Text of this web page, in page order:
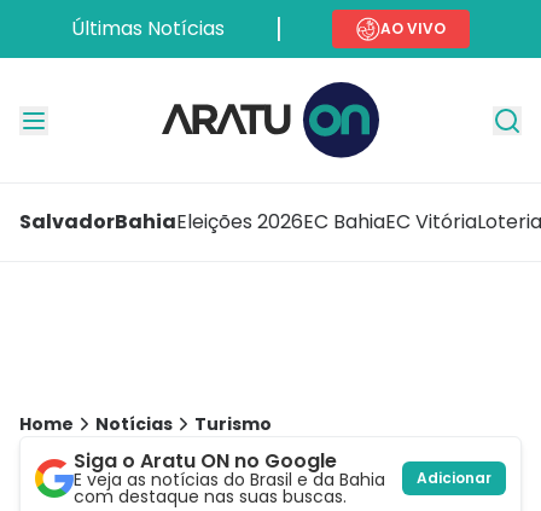
Últimas Notícias AO VIVO
SalvadorBahiaEleições 2026EC BahiaEC Vitória
Home Notícias Turismo
Siga o Aratu ON no Google
E veja as notícias do Brasil e da Bahia
com destaque nas suas buscas.
Adicionar